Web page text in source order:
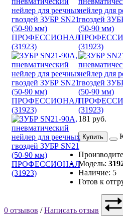
181 руб.
Купить
Модель:
Наличие: 5
Готов к
0 отзывов /Написать отзыв